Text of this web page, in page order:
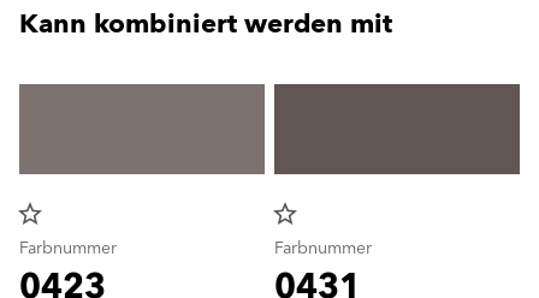
Kann kombiniert werden mit
star_border
Farbnummer
star_border
Farbnummer